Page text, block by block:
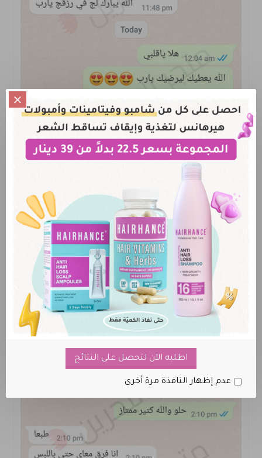
اطلبه الآن لتحصل على النتائج
عدم إظهار النافذة مرة أخرى
تم إضافتها من الموقع 2022/10/20
انا كنت 98 اخر مرة قسته كان 82. فرق معاي باللبس من
اكسين لارج والحين ساعات ميديوم